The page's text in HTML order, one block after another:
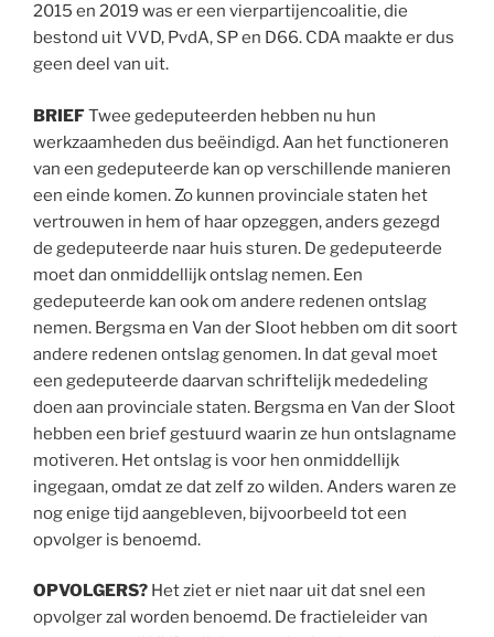
2015 en 2019 was er een vierpartijencoalitie, die
bestond uit VVD, PvdA, SP en D66. CDA maakte er dus
geen deel van uit.
BRIEFTwee gedeputeerden hebben nu hun
werkzaamheden dus beëindigd. Aan het functioneren
van een gedeputeerde kan op verschillende manieren
een einde komen. Zo kunnen provinciale staten het
vertrouwen in hem of haar opzeggen, anders gezegd
de gedeputeerde naar huis sturen. De gedeputeerde
moet dan onmiddellijk ontslag nemen. Een
gedeputeerde kan ook om andere redenen ontslag
nemen. Bergsma en Van der Sloot hebben om dit soort
andere redenen ontslag genomen. In dat geval moet
een gedeputeerde daarvan schriftelijk mededeling
doen aan provinciale staten. Bergsma en Van der Sloot
hebben een brief gestuurd waarin ze hun ontslagname
motiveren. Het ontslag is voor hen onmiddellijk
ingegaan, omdat ze dat zelf zo wilden. Anders waren ze
nog enige tijd aangebleven, bijvoorbeeld tot een
opvolger is benoemd.
OPVOLGERS? Het ziet er niet naar uit dat snel een
opvolger zal worden benoemd. De fractieleider van